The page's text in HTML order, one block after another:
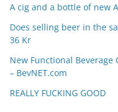
A cig and a bottle of new
Does selling beer in the
36 Kr
New Functional
– BevNET.com
REALLY FUCKING GOOD